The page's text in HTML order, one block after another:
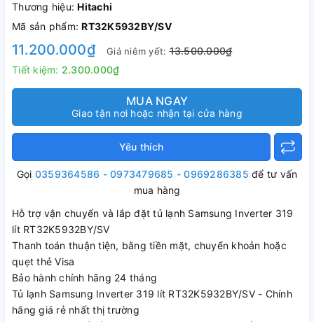
Thương hiệu:Hitachi
Mã sản phẩm:RT32K5932BY/SV
11.200.000₫ Giá niêm yết:13.500.000₫
Tiết kiệm: 2.300.000₫
MUA NGAY
Giao tận nơi hoặc nhận tại cửa hàng
Yêu thích
Gọi 0359364586 - 0973479685 - 0969286385 để tư vấn
mua hàng
Hỗ trợ vận chuyển và lắp đặt tủ lạnh Samsung Inverter 319
lít RT32K5932BY/SV
Thanh toán thuận tiện, bằng tiền mặt, chuyển khoản hoặc
quẹt thẻ Visa
Bảo hành chính hãng 24 tháng
Tủ lạnh Samsung Inverter 319 lít RT32K5932BY/SV - Chính
hãng giá rẻ nhất thị trường